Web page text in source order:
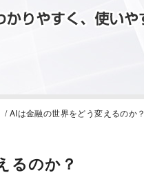
/ AIは金融の世界をどう変えるのか？
るのか？